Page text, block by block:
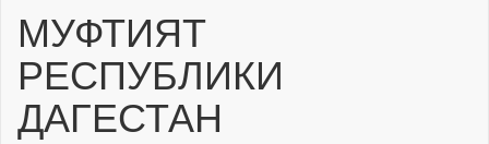
МУФТИЯТ
РЕСПУБЛИКИ
ДАГЕСТАН